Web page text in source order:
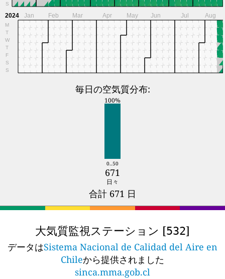
S
2024
M
T
W
T
F
S
S
Jan Feb Mar Apr May Jun Jul Aug
毎日の空気質分布:
100%
0..50
671
日々
合計 671 日
大気質監視ステーション [532]
データはSistema Nacional de Calidad del Aire en
Chileから提供されました
sinca.mma.gob.cl